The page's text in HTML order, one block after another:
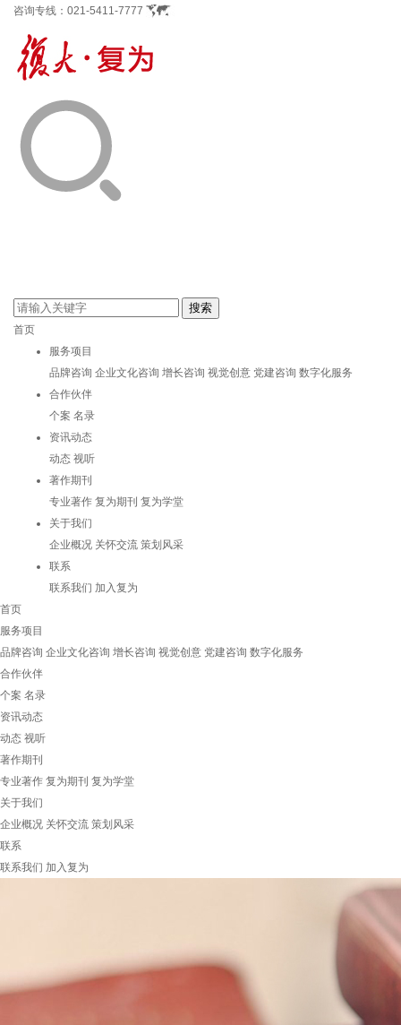
咨询专线： 021-5411-7777
首页
服务项目
品牌咨询 企业文化咨询 增长咨询 视觉创意 党建咨询 数字化服务
合作伙伴
个案 名录
资讯动态
动态 视听
著作期刊
专业著作 复为期刊 复为学堂
关于我们
企业概况 关怀交流 策划风采
联系
联系我们 加入复为
首页
服务项目
品牌咨询 企业文化咨询 增长咨询 视觉创意 党建咨询 数字化服务
合作伙伴
个案 名录
资讯动态
动态 视听
著作期刊
专业著作 复为期刊 复为学堂
关于我们
企业概况 关怀交流 策划风采
联系
联系我们 加入复为